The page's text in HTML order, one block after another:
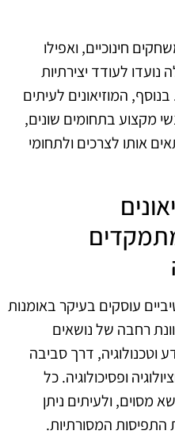
חינוכיים, ואפילו
נועדו לעודד יצירתיות
המוזיאונים לעיתים
מקצוע בתחומים שונים,
אותו לצרכים ולתחומי
עוסקים בעיקר באומנות
רחבה של נושאים
וטכנולוגיה, דרך סביבה
ופסיכולוגיה. כל
מסוים, ולעיתים ניתן
המסורתיות.